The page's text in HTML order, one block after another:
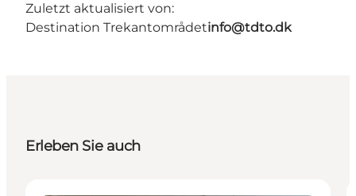
Zuletzt aktualisiert von:
Destination Trekantområdetinfo@tdto.dk
Erleben Sie auch